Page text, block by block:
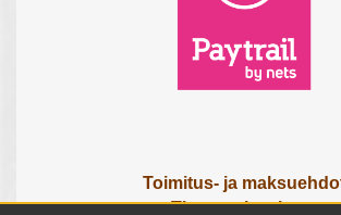
Toimitus- ja
Tietosuojaseloste